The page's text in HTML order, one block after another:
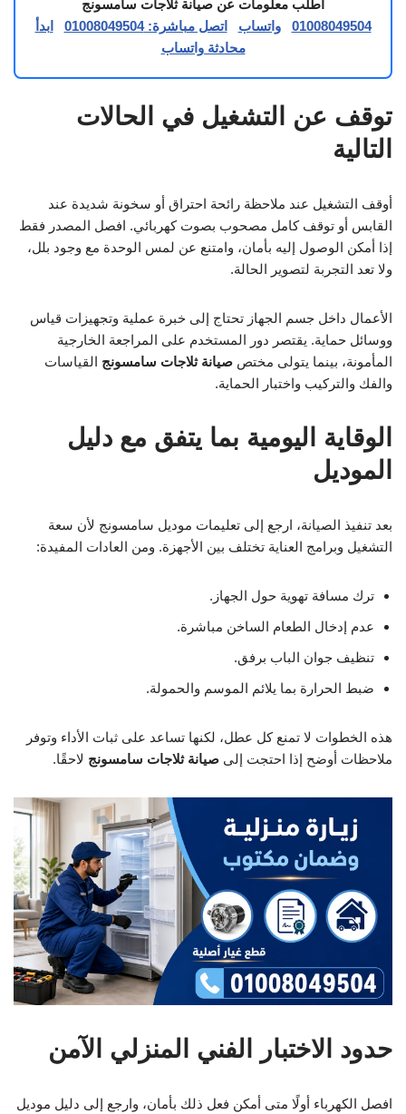
اطلب معلومات عن صيانة ثلاجات سامسونج
01008049504
واتساب اتصل مباشرة: 01008049504
ابدأ
محادثة واتساب
توقف عن التشغيل في الحالات
التالية
أوقف التشغيل عند ملاحظة رائحة احتراق أو سخونة شديدة عند
القابس أو توقف كامل مصحوب بصوت كهربائي. افصل المصدر فقط
إذا أمكن الوصول إليه بأمان، وامتنع عن لمس الوحدة مع وجود بلل،
ولا تعد التجربة لتصوير الحالة.
الأعمال داخل جسم الجهاز تحتاج إلى خبرة عملية وتجهيزات قياس
ووسائل حماية. يقتصر دور المستخدم على المراجعة الخارجية
المأمونة، بينما يتولى مختص صيانة ثلاجات سامسونج القياسات
والفك والتركيب واختبار الحماية.
الوقاية اليومية بما يتفق مع دليل
الموديل
بعد تنفيذ الصيانة، ارجع إلى تعليمات موديل سامسونج لأن سعة
التشغيل وبرامج العناية تختلف بين الأجهزة. ومن العادات المفيدة:
ترك مسافة تهوية حول الجهاز.
عدم إدخال الطعام الساخن مباشرة.
تنظيف جوان الباب برفق.
ضبط الحرارة بما يلائم الموسم والحمولة.
هذه الخطوات لا تمنع كل عطل، لكنها تساعد على ثبات الأداء وتوفر
ملاحظات أوضح إذا احتجت إلى صيانة ثلاجات سامسونج لاحقًا.
حدود الاختبار الفني المنزلي الآمن
افصل الكهرباء أولًا متى أمكن فعل ذلك بأمان، وارجع إلى دليل موديل